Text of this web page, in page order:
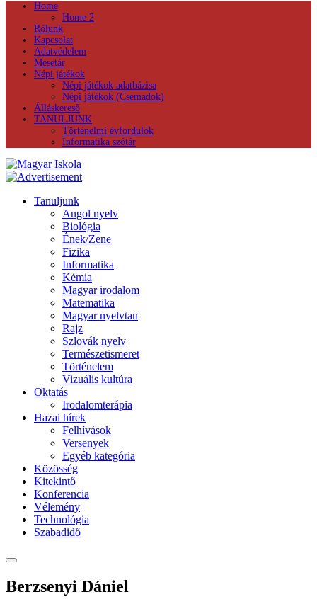
Home
Home 2
Rólunk
Kapcsolat
Adatvédelem
Mesetár
Népi játékok
Népi játékok adatbázisa
Népi játékok (Csemadok)
Álláskereső
TANULJUNK
Történelmi évfordulók
Informatika szótár
Tanuljunk
Angol nyelv
Biológia
Ének/Zene
Fizika
Informatika
Kémia
Magyar irodalom
Matematika
Magyar nyelvtan
Rajz
Szlovák nyelv
Természetismeret
Történelem
Vizuális kultúra
Oktatás
Irodalomterápia
Hazai hírek
Felhívások
Versenyek
Egyéb kategória
Közösség
Kitekintő
Konferencia
Vélemény
Technológia
Szabadidő
Berzsenyi Dániel